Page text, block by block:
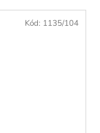
Kód: 1135/104